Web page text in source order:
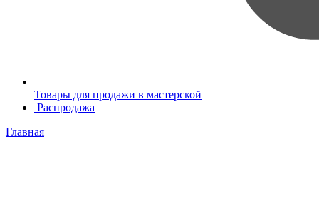
Товары для продажи в мастерской
Распродажа
Главная